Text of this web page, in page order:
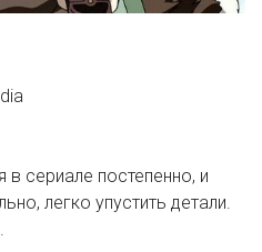
в сериале постепенно, и
легко упустить детали.